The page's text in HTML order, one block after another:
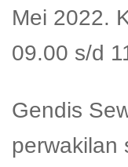
Mei 2022.
09.00 s/d
Gendis
perwakilan